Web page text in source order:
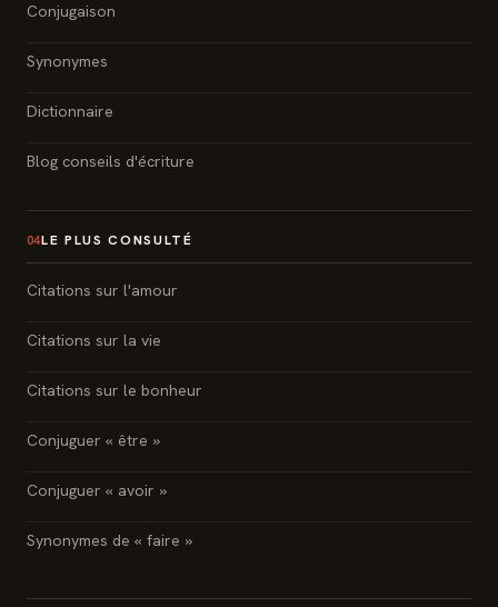
Conjugaison
Synonymes
Dictionnaire
Blog conseils d'écriture
04LE PLUS CONSULTÉ
Citations sur l'amour
Citations sur la vie
Citations sur le bonheur
Conjuguer « être »
Conjuguer « avoir »
Synonymes de « faire »